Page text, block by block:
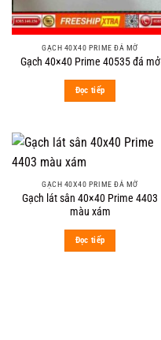
GẠCH 40X40 PRIME ĐÁ MỜ
Gạch 40×40 Prime 40535 đá mở
Đọc tiếp
GẠCH 40X40 PRIME ĐÁ MỜ
Gạch lát sân 40×40 Prime 4403
màu xám
Đọc tiếp